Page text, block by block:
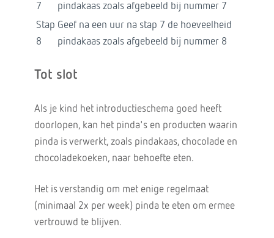
7
pindakaas zoals afgebeeld bij nummer 7
Stap
8
Geef na een uur na stap 7 de hoeveelheid
pindakaas zoals afgebeeld bij nummer 8
Tot slot
Als je kind het introductieschema goed heeft
doorlopen, kan het pinda's en producten waarin
pinda is verwerkt, zoals pindakaas, chocolade en
chocoladekoeken, naar behoefte eten.
Het is verstandig om met enige regelmaat
(minimaal 2x per week) pinda te eten om ermee
vertrouwd te blijven.